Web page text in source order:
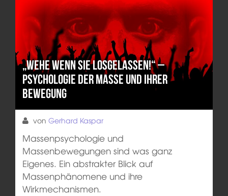
„Wehe wenn sie losgelassen!“ –
Psychologie der Masse und ihrer
Bewegung
von Gerhard Kaspar
Massenpsychologie und
Massenbewegungen sind was ganz
Eigenes. Ein abstrakter Blick auf
Massenphänomene und ihre
Wirkmechanismen.